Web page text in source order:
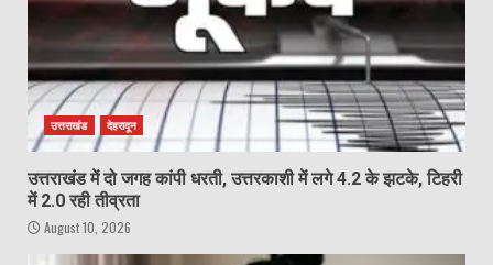
उत्तराखंड देहरादून
उत्तराखंड में दो जगह कांपी धरती, उत्तरकाशी में लगे 4.2 के झटके, टिहरी
में 2.0 रही तीव्रता
August 10, 2026